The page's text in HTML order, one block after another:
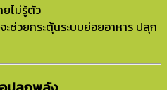
ไม่รู้ตัว
ช่วยกระตุ้นระบบย่อยอาหาร ปลุก